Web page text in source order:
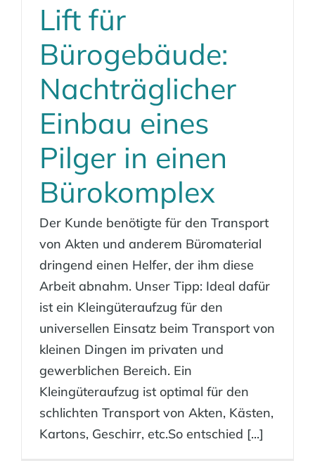
Lift für
Bürogebäude:
Nachträglicher
Einbau eines
Pilger in einen
Bürokomplex
Der Kunde benötigte für den Transport
von Akten und anderem Büromaterial
dringend einen Helfer, der ihm diese
Arbeit abnahm. Unser Tipp: Ideal dafür
ist ein Kleingüteraufzug für den
universellen Einsatz beim Transport von
kleinen Dingen im privaten und
gewerblichen Bereich. Ein
Kleingüteraufzug ist optimal für den
schlichten Transport von Akten, Kästen,
Kartons, Geschirr, etc.So entschied [...]